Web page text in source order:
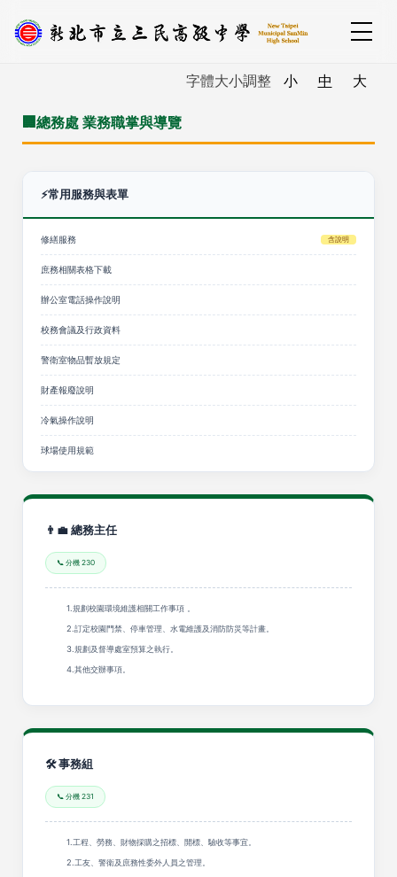
跳
到
容
字體大小調整
小 中 大
🏢 總務處 業務職掌與導覽
⚡常用服務與表單
修繕服務 含說明
庶務相關表格下載
辦公室電話操作說明
校務會議及行政資料
警衛室物品暫放規定
財產報廢說明
冷氣操作說明
球場使用規範
👨‍💼 總務主任
📞 分機 230
1.規劃校園環境維護相關工作事項 。
2.訂定校園門禁、停車管理、水電維護及消防防災等計畫。
3.規劃及督導處室預算之執行。
4.其他交辦事項。
🛠️ 事務組
📞 分機 231
1.工程、勞務、財物採購之招標、開標、驗收等事宜。
2.工友、警衛及庶務性委外人員之管理。